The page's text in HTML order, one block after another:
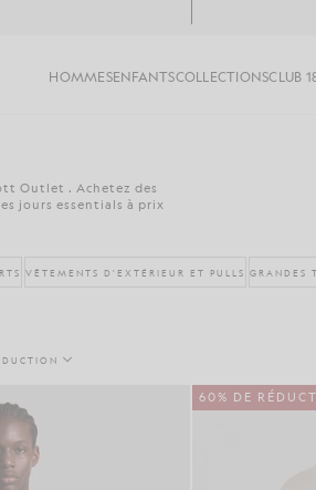
HOMMESENFANTSCOLLECTIONSCLUB
Outlet . Achetez des
jours essentials à prix
VÊTEMENTS D'EXTÉRIEUR ET PULLS GRANDES
60% DE